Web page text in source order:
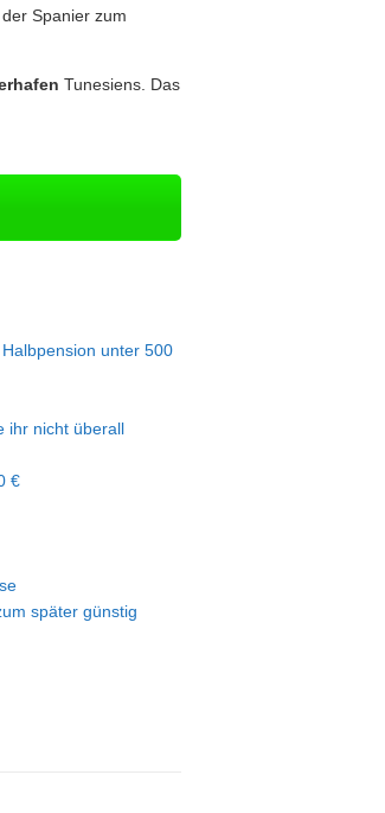
Spanier zum
Tunesiens. Das
unter 500
ihr nicht überall
€
später günstig